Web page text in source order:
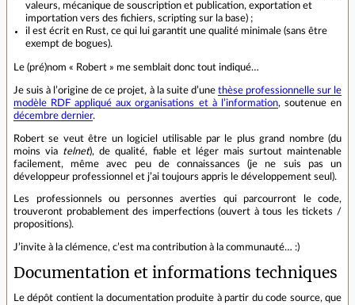
valeurs, mécanique de souscription et publication, exportation et
importation vers des fichiers, scripting sur la base) ;
il est écrit en Rust, ce qui lui garantit une qualité minimale (sans être
exempt de bogues).
Le (pré)nom « Robert » me semblait donc tout indiqué…
Je suis à l’origine de ce projet, à la suite d’une thèse professionnelle sur le
modèle RDF appliqué aux organisations et à l’information, soutenue en
décembre dernier.
Robert se veut être un logiciel utilisable par le plus grand nombre (du
moins via telnet), de qualité, fiable et léger mais surtout maintenable
facilement, même avec peu de connaissances (je ne suis pas un
développeur professionnel et j’ai toujours appris le développement seul).
Les professionnels ou personnes averties qui parcourront le code,
trouveront probablement des imperfections (ouvert à tous les tickets /
propositions).
J’invite à la clémence, c’est ma contribution à la communauté… :)
Documentation et informations techniques
Le dépôt contient la documentation produite à partir du code source, que